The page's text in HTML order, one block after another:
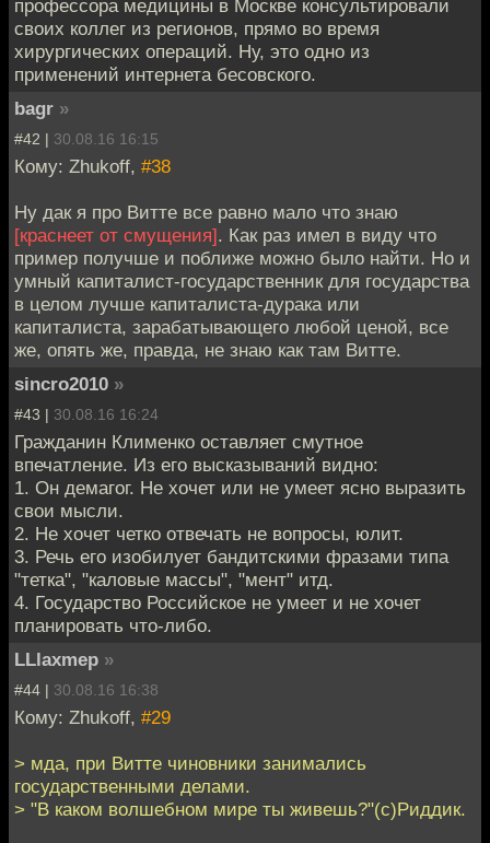
профессора медицины в Москве консультировали
своих коллег из регионов, прямо во время
хирургических операций. Ну, это одно из
применений интернета бесовского.
bagr »
#42 | 30.08.16 16:15
Кому: Zhukoff, #38
Ну дак я про Витте все равно мало что знаю
[краснеет от смущения]. Как раз имел в виду что
пример получше и поближе можно было найти. Но и
умный капиталист-государственник для государства
в целом лучше капиталиста-дурака или
капиталиста, зарабатывающего любой ценой, все
же, опять же, правда, не знаю как там Витте.
sincro2010 »
#43 | 30.08.16 16:24
Гражданин Клименко оставляет смутное
впечатление. Из его высказываний видно:
1. Он демагог. Не хочет или не умеет ясно выразить
свои мысли.
2. Не хочет четко отвечать не вопросы, юлит.
3. Речь его изобилует бандитскими фразами типа
"тетка", "каловые массы", "мент" итд.
4. Государство Российское не умеет и не хочет
планировать что-либо.
LLlaxmep »
#44 | 30.08.16 16:38
Кому: Zhukoff, #29
> мда, при Витте чиновники занимались
государственными делами.
> "В каком волшебном мире ты живешь?"(с)Риддик.